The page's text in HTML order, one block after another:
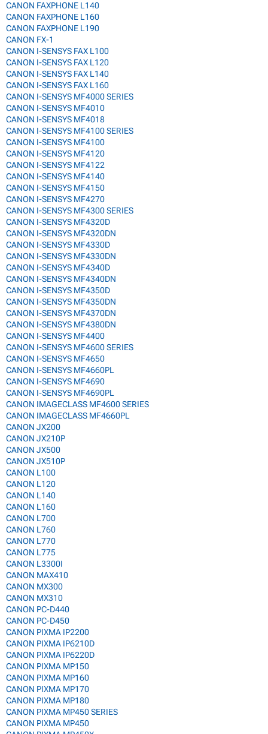
CANON FAXPHONE L140
CANON FAXPHONE L160
CANON FAXPHONE L190
CANON FX-1
CANON I-SENSYS FAX L100
CANON I-SENSYS FAX L120
CANON I-SENSYS FAX L140
CANON I-SENSYS FAX L160
CANON I-SENSYS MF4000 SERIES
CANON I-SENSYS MF4010
CANON I-SENSYS MF4018
CANON I-SENSYS MF4100 SERIES
CANON I-SENSYS MF4100
CANON I-SENSYS MF4120
CANON I-SENSYS MF4122
CANON I-SENSYS MF4140
CANON I-SENSYS MF4150
CANON I-SENSYS MF4270
CANON I-SENSYS MF4300 SERIES
CANON I-SENSYS MF4320D
CANON I-SENSYS MF4320DN
CANON I-SENSYS MF4330D
CANON I-SENSYS MF4330DN
CANON I-SENSYS MF4340D
CANON I-SENSYS MF4340DN
CANON I-SENSYS MF4350D
CANON I-SENSYS MF4350DN
CANON I-SENSYS MF4370DN
CANON I-SENSYS MF4380DN
CANON I-SENSYS MF4400
CANON I-SENSYS MF4600 SERIES
CANON I-SENSYS MF4650
CANON I-SENSYS MF4660PL
CANON I-SENSYS MF4690
CANON I-SENSYS MF4690PL
CANON IMAGECLASS MF4600 SERIES
CANON IMAGECLASS MF4660PL
CANON JX200
CANON JX210P
CANON JX500
CANON JX510P
CANON L100
CANON L120
CANON L140
CANON L160
CANON L700
CANON L760
CANON L770
CANON L775
CANON L3300I
CANON MAX410
CANON MX300
CANON MX310
CANON PC-D440
CANON PC-D450
CANON PIXMA IP2200
CANON PIXMA IP6210D
CANON PIXMA IP6220D
CANON PIXMA MP150
CANON PIXMA MP160
CANON PIXMA MP170
CANON PIXMA MP180
CANON PIXMA MP450 SERIES
CANON PIXMA MP450